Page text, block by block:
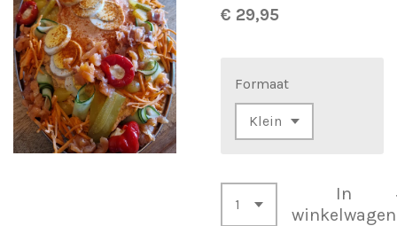
€ 29,95
Formaat
In
winkelwagen